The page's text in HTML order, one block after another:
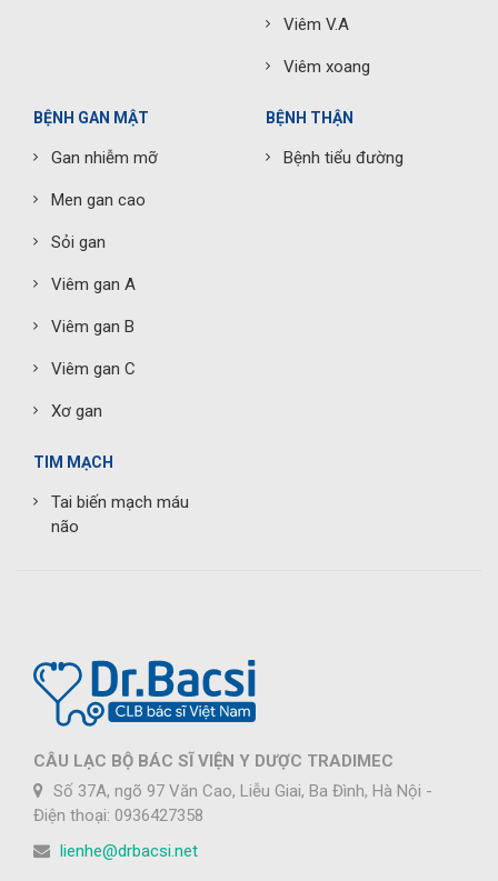
Viêm V.A
Viêm xoang
BỆNH GAN MẬT
Gan nhiễm mỡ
Men gan cao
Sỏi gan
Viêm gan A
Viêm gan B
Viêm gan C
Xơ gan
BỆNH THẬN
Bệnh tiểu đường
TIM MẠCH
Tai biến mạch máu
não
CÂU LẠC BỘ BÁC SĨ VIỆN Y DƯỢC TRADIMEC
Số 37A, ngõ 97 Văn Cao, Liễu Giai, Ba Đình, Hà Nội -
Điện thoại: 0936427358
lienhe@drbacsi.net